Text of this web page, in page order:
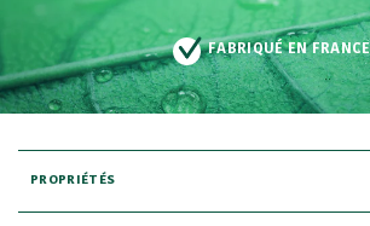
FABRIQUÉ EN FRANCE
PROPRIÉTÉS